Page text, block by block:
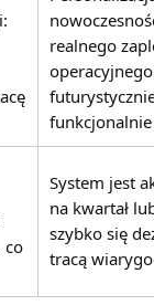
realnego
funkcjonalnie
co
System jest
na kwartał
szybko się
tracą